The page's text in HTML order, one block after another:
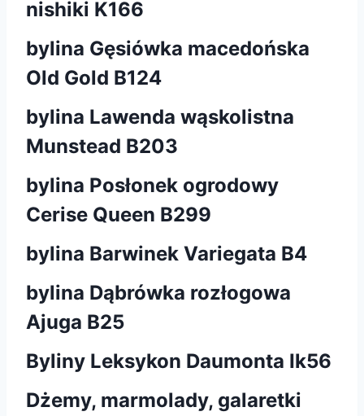
nishiki K166
bylina Gęsiówka macedońska
Old Gold B124
bylina Lawenda wąskolistna
Munstead B203
bylina Posłonek ogrodowy
Cerise Queen B299
bylina Barwinek Variegata B4
bylina Dąbrówka rozłogowa
Ajuga B25
Byliny Leksykon Daumonta Ik56
Dżemy, marmolady, galaretki